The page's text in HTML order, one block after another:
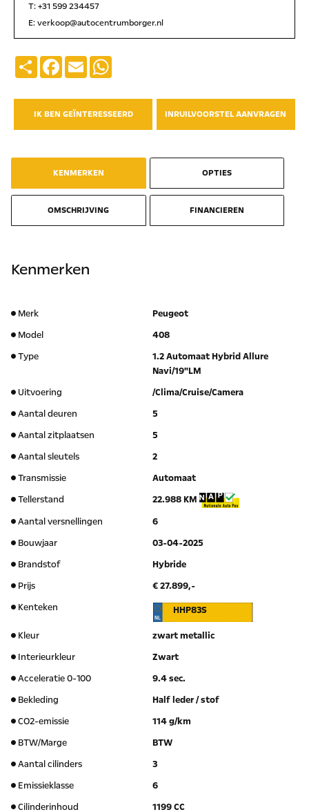
T:+31 599 234457
E:verkoop@autocentrumborger.nl
DeelFacebook
Email
IK BEN GEÏNTERESSEERD INRUILVOORSTEL AANVRAGEN
KENMERKEN OPTIES
OMSCHRIJVING FINANCIEREN
Kenmerken
Merk
Peugeot
Model
408
Type
1.2 Automaat Hybrid Allure
Navi/19"LM
Uitvoering
/Clima/Cruise/Camera
Aantal deuren
5
Aantal zitplaatsen
5
Aantal sleutels
2
Transmissie
Automaat
Tellerstand
22.988 KM
Aantal versnellingen
6
Bouwjaar
03-04-2025
Brandstof
Hybride
Prijs
€ 27.899,-
Kenteken
HHP83S
Kleur
zwart metallic
Interieurkleur
Zwart
Acceleratie 0-100
9.4 sec.
Bekleding
Half leder / stof
CO2-emissie
114 g/km
BTW/Marge
BTW
Aantal cilinders
3
Emissieklasse
6
Cilinderinhoud
1199 CC